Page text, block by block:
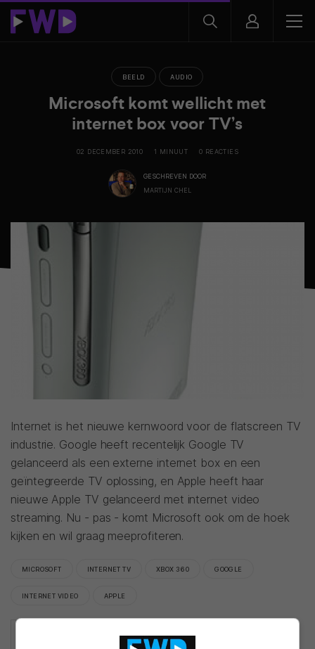
BEELD AUDIO
Microsoft komt wellicht met
internet box voor TV’s
02 DECEMBER 2010 1 MINUUT 0 REACTIES
GESCHREVEN DOOR
MARTIJN CHEL
Internet is het nieuwe kernwoord voor de flatscreen TV
industrie. Google heeft recentelijk Google TV
gelanceerd als een externe internet box en een
geïntegreerde TV oplossing, en Apple heeft haar
nieuwe Apple TV gelanceerd met internet video
streaming. Nu - pas - komt Microsoft ook om de hoek
kijken en wil graag meeprofiteren.
MICROSOFT INTERNET TV XBOX 360 GOOGLE
INTERNET VIDEO APPLE